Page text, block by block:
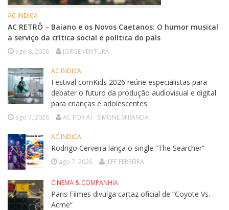
AC INDICA
AC RETRÔ – Baiano e os Novos Caetanos: O humor musical
a serviço da crítica social e política do país
ago 8, 2026 JORGE VENTURA
AC INDICA
Festival comKids 2026 reúne especialistas para
debater o futuro da produção audiovisual e digital
para crianças e adolescentes
ago 7, 2026 AC POR AÍ - SIMONE MIRANDA
AC INDICA
Rodrigo Cerveira lança o single “The Searcher”
ago 7, 2026 JEFF FERREIRA
CINEMA & COMPANHIA
Paris Filmes divulga cartaz oficial de “Coyote Vs.
Acme”